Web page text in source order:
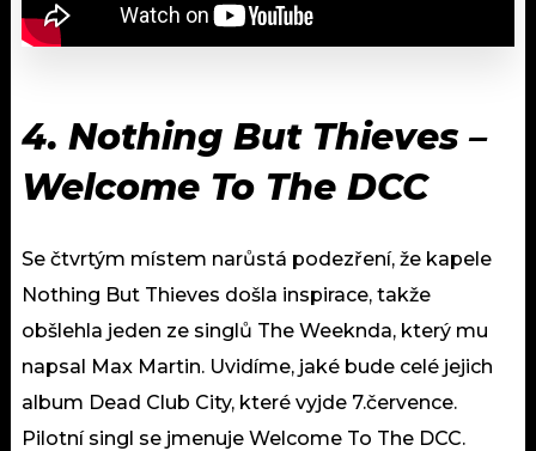
4. Nothing But Thieves –
Welcome To The DCC
Se čtvrtým místem narůstá podezření, že kapele
Nothing But Thieves došla inspirace, takže
obšlehla jeden ze singlů The Weeknda, který mu
napsal Max Martin. Uvidíme, jaké bude celé jejich
album Dead Club City, které vyjde 7.července.
Pilotní singl se jmenuje Welcome To The DCC.